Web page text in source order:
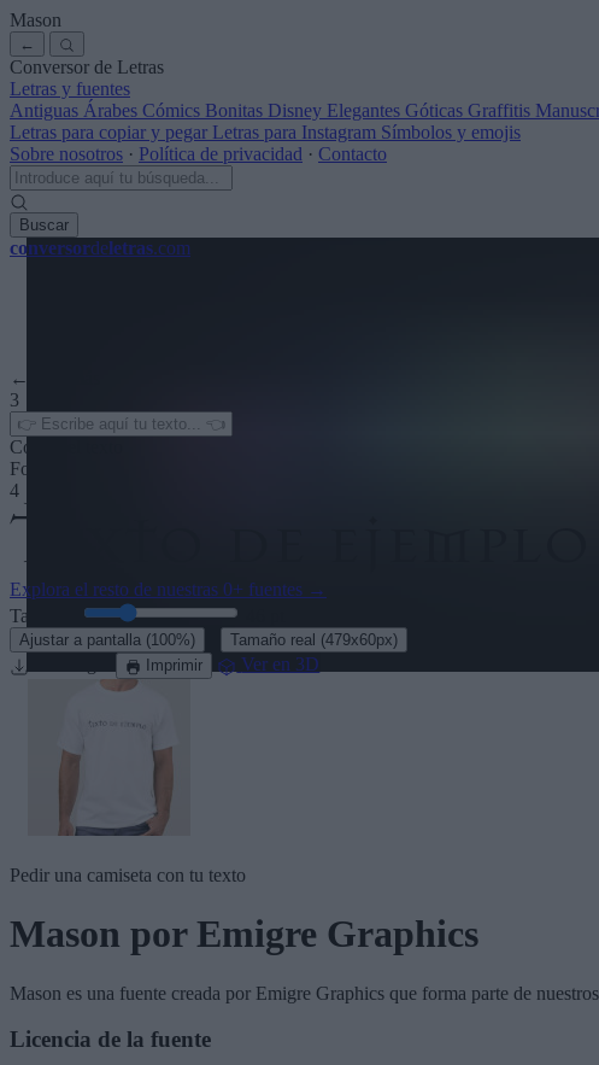
Mason
←
Conversor de Letras
Letras y fuentes
Antiguas Árabes Cómics Bonitas Disney Elegantes Góticas Graffitis
Letras para copiar y pegar Letras para Instagram Símbolos y emojis
Sobre nosotros · Política de privacidad · Contacto
Buscar
conversordeletras.com
← Ver más
3
Color del texto
Fondo
4
Explora el resto de nuestras 0+ fuentes →
Tamaño:
Ajustar a pantalla (100%) Tamaño real (479x60px)
Imprimir Ver en 3D
Pedir una camiseta con tu texto
Mason por Emigre Graphics
Mason es una fuente creada por Emigre Graphics que forma parte de
Licencia de la fuente